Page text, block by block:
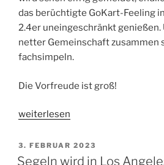
das berüchtigte GoKart-Feeling
2.4er uneingeschränkt genießen.
netter Gemeinschaft zusammen
fachsimpeln.
Die Vorfreude ist groß!
„Das
Feeling
kommt
weiterlesen
VERÖFFENTLICHT
AM
3. FEBRUAR 2023
Segeln wird in Los